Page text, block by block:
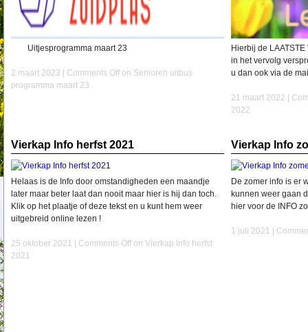
Uitjesprogramma maart 23
2 maart 2023 | Comments Off on Senioren uitbus
programma maart 23
Hierbij de
in het vervolg
u dan ook via de
21 maart 2022 |
2022
Vierkap Info herfst 2021
Helaas is de Info door omstandigheden een maandje
later maar beter laat dan nooit maar hier is hij dan toch.
Klik op het plaatje of deze tekst en u kunt hem weer
uitgebreid online lezen !
25 oktober 2021 | Comments Off on Vierkap Info herfst
2021
Vierkap Info
De zomer info is er
kunnen weer gaan
hier voor de INFO
1 juli 2021 |